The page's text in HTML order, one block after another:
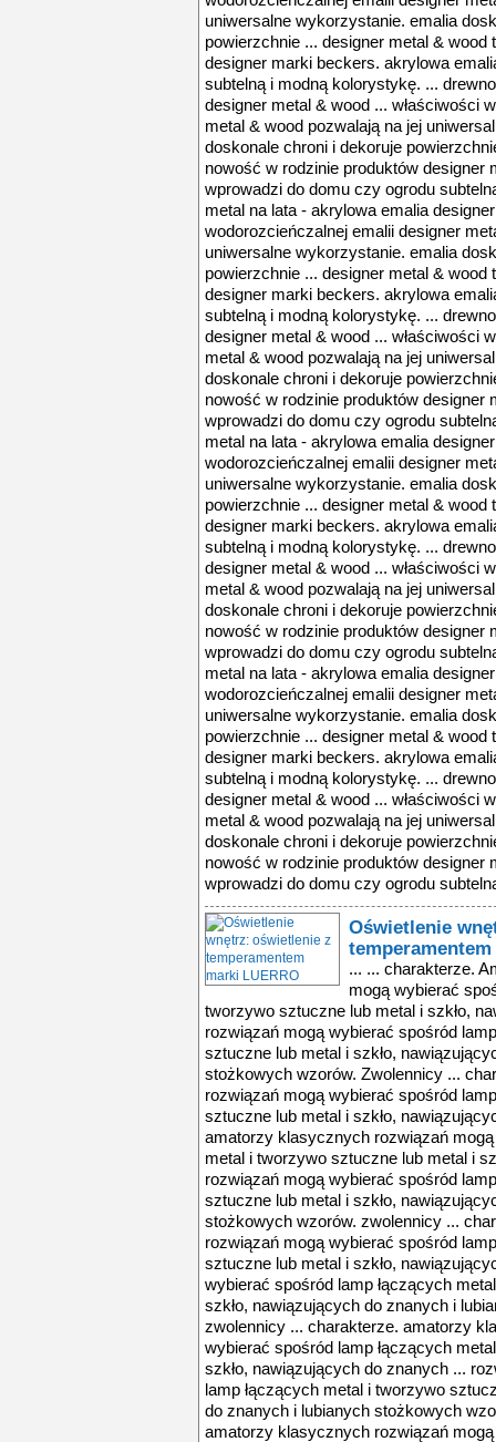
uniwersalne wykorzystanie. emalia
powierzchnie ... designer metal &
designer marki beckers. akrylowa
subtelną i modną kolorystykę. ...
designer metal & wood ... właściwości
metal & wood pozwalają na jej
doskonale chroni i dekoruje
nowość w rodzinie produktów designer
wprowadzi do domu czy ogrodu
metal na lata - akrylowa emalia
wodorozcieńczalnej emalii designer
uniwersalne wykorzystanie. emalia
powierzchnie ... designer metal &
designer marki beckers. akrylowa
subtelną i modną kolorystykę. ...
designer metal & wood ... właściwości
metal & wood pozwalają na jej
doskonale chroni i dekoruje
nowość w rodzinie produktów designer
wprowadzi do domu czy ogrodu
metal na lata - akrylowa emalia
wodorozcieńczalnej emalii designer
uniwersalne wykorzystanie. emalia
powierzchnie ... designer metal &
designer marki beckers. akrylowa
subtelną i modną kolorystykę. ...
designer metal & wood ... właściwości
metal & wood pozwalają na jej
doskonale chroni i dekoruje
nowość w rodzinie produktów designer
wprowadzi do domu czy ogrodu
metal na lata - akrylowa emalia
wodorozcieńczalnej emalii designer
uniwersalne wykorzystanie. emalia
powierzchnie ... designer metal &
designer marki beckers. akrylowa
subtelną i modną kolorystykę. ...
designer metal & wood ... właściwości
metal & wood pozwalają na jej
doskonale chroni i dekoruje
nowość w rodzinie produktów designer
wprowadzi do domu czy ogrodu
Oświetlenie
... ... charakterze.
mogą wybierać
tworzywo sztuczne lub metal i szkło,
rozwiązań mogą wybierać spośród
sztuczne lub metal i szkło,
stożkowych wzorów. Zwolennicy ...
rozwiązań mogą wybierać spośród
sztuczne lub metal i szkło,
amatorzy klasycznych rozwiązań
metal i tworzywo sztuczne lub metal i
rozwiązań mogą wybierać spośród
sztuczne lub metal i szkło,
stożkowych wzorów. zwolennicy ...
rozwiązań mogą wybierać spośród
sztuczne lub metal i szkło,
wybierać spośród lamp łączących
szkło, nawiązujących do znanych i
zwolennicy ... charakterze. amatorzy
wybierać spośród lamp łączących
szkło, nawiązujących do znanych ...
lamp łączących metal i tworzywo
do znanych i lubianych stożkowych
amatorzy klasycznych rozwiązań